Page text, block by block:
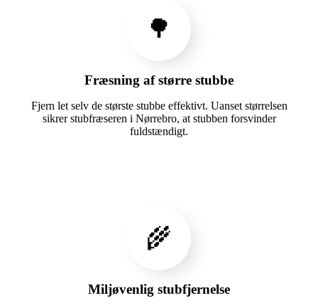
🌳
Fræsning af større stubbe
Fjern let selv de største stubbe effektivt. Uanset størrelsen
sikrer stubfræseren i Nørrebro, at stubben forsvinder
fuldstændigt.
🌾
Miljøvenlig stubfjernelse